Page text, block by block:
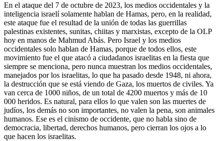
En el ataque del 7 de octubre de 2023, los medios occidentales y la
inteligencia israelí solamente hablan de Hamas, pero, en la realidad,
este ataque fue el resultad de la unión de todas las guerrillas
palestinas existentes, sunitas, chiitas y marxistas, excepto de la OLP
hoy en manos de Mahmud Abás. Pero Israel y los medios
occidentales solo hablan de Hamas, porque de todos ellos, este
movimiento fue el que atacó a ciudadanos israelitas en la fiesta que
siempre se menciona, pero nunca muestran los medios occidentales,
manejados por los israelitas, lo que ha pasado desde 1948, ni ahora,
la destrucción que se está viendo de Gaza, los muertos de civiles. Ya
van cerca de 1000 niños, de un total de 4200 muertos y más de 10
000 heridos. Es natural, para ellos lo que valen son las muertes de
judíos, los demás no son importantes, no valen la pena, son animales
humanos. Ese es el cinismo de occidente, que no habla sino de
democracia, libertad, derechos humanos, pero cierran los ojos a lo
que hacen los israelitas.